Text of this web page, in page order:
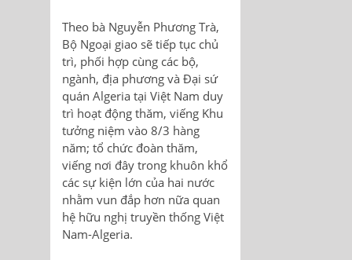
Theo bà Nguyễn Phương Trà,
Bộ Ngoại giao sẽ tiếp tục chủ
trì, phối hợp cùng các bộ,
ngành, địa phương và Đại sứ
quán Algeria tại Việt Nam duy
trì hoạt động thăm, viếng Khu
tưởng niệm vào 8/3 hàng
năm; tổ chức đoàn thăm,
viếng nơi đây trong khuôn khổ
các sự kiện lớn của hai nước
nhằm vun đắp hơn nữa quan
hệ hữu nghị truyền thống Việt
Nam-Algeria.